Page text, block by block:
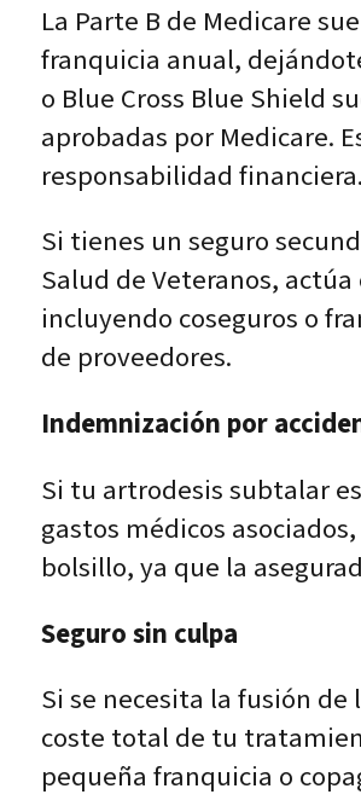
La Parte B de Medicare
franquicia anual,
o Blue Cross Blue Shield
aprobadas por Medicare.
responsabilidad financiera.
Si tienes un seguro
Salud de Veteranos,
incluyendo coseguros o
de proveedores.
Indemnización por
Si tu artrodesis subtalar
gastos médicos
bolsillo, ya que la
Seguro sin culpa
Si se necesita la fusión
coste total de tu
pequeña franquicia o